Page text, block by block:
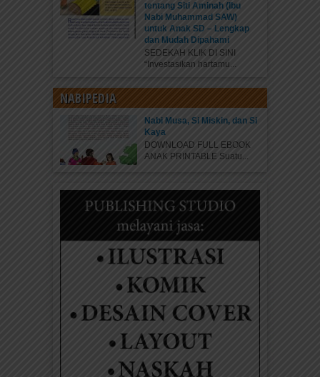
tentang Siti Aminah (Ibu
Nabi Muhammad SAW)
untuk Anak SD – Lengkap
dan Mudah Dipahami
SEDEKAH KLIK DI SINI
“Investasikan hartamu...
NABIPEDIA
Nabi Musa, Si Miskin, dan Si
Kaya
DOWNLOAD FULL EBOOK
ANAK PRINTABLE Suatu...